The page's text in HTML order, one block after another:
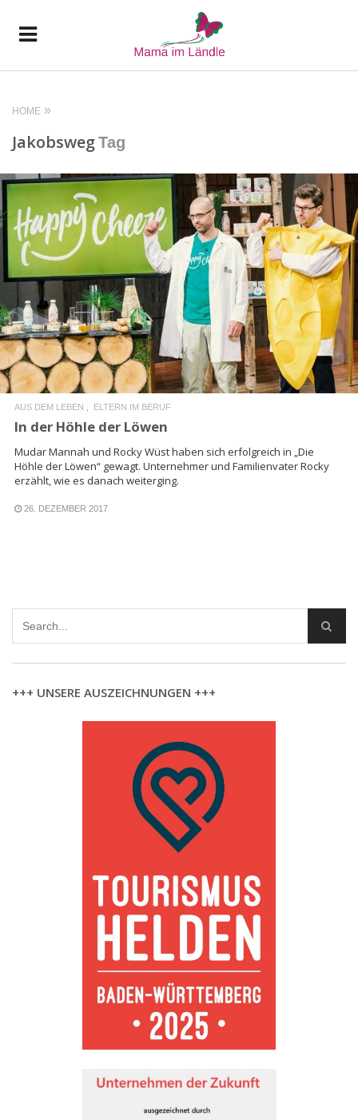
HOME
JakobswegTag
READ MORE
AUS DEM LEBEN ELTERN IM BERUF
In der Höhle der Löwen
Mudar Mannah und Rocky Wüst haben sich erfolgreich in „Die
Höhle der Löwen“ gewagt. Unternehmer und Familienvater Rocky
erzählt, wie es danach weiterging.
26. DEZEMBER 2017
+++ UNSERE AUSZEICHNUNGEN +++